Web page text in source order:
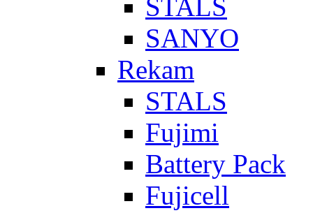
STALS
SANYO
Rekam
STALS
Fujimi
Battery Pack
Fujicell